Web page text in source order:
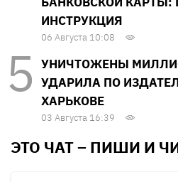
ИНСТРУКЦИЯ
06 Августа 10:08
УНИЧТОЖЕНЫ
УДАРИЛА ПО
ХАРЬКОВЕ
03 Августа 16:39
ЭТО ЧАТ – ПИШИ И